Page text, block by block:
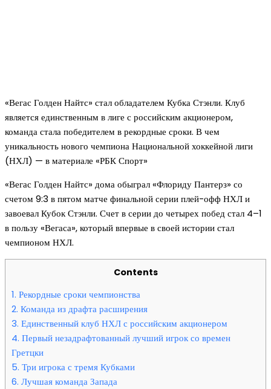
«Вегас Голден Найтс» стал обладателем Кубка Стэнли. Клуб
является единственным в лиге с российским акционером,
команда стала победителем в рекордные сроки. В чем
уникальность нового чемпиона Национальной хоккейной лиги
(НХЛ) — в материале «РБК Спорт»
«Вегас Голден Найтс» дома обыграл «Флориду Пантерз» со
счетом 9:3 в пятом матче финальной серии плей-офф НХЛ и
завоевал Кубок Стэнли. Счет в серии до четырех побед стал 4–1
в пользу «Вегаса», который впервые в своей истории стал
чемпионом НХЛ.
Contents
1. Рекордные сроки чемпионства
2. Команда из драфта расширения
3. Единственный клуб НХЛ с российским акционером
4. Первый незадрафтованный лучший игрок со времен
Гретцки
5. Три игрока с тремя Кубками
6. Лучшая команда Запада